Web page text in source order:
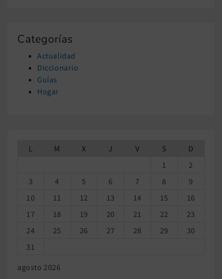
Categorías
Actualidad
Diccionario
Guías
Hogar
agosto 2026
L M X J V S
D
1
2
3
4 5 6 7 8
9
10
11 12 13 14 15
16
17
18 19 20 21 22
23
24
25 26 27 28 29
30
31